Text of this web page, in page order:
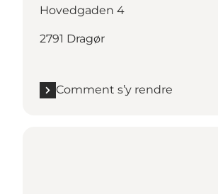
Hovedgaden 4
2791 Dragør
Comment s’y rendre